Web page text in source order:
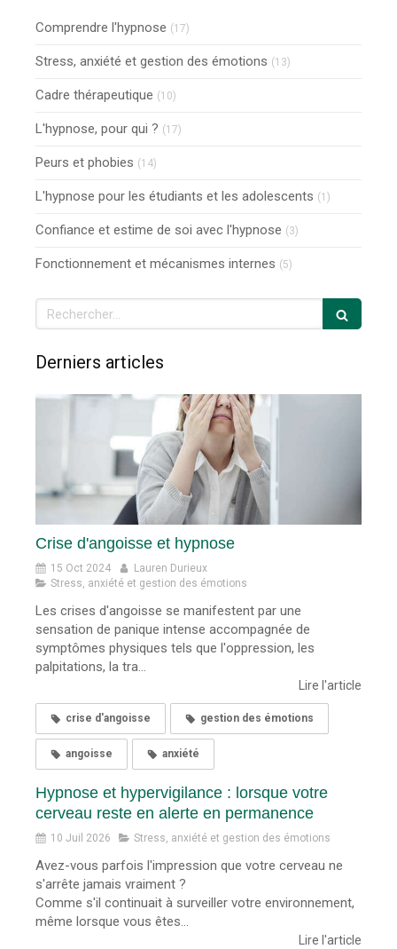
Comprendre l'hypnose (17)
Stress, anxiété et gestion des émotions (13)
Cadre thérapeutique (10)
L'hypnose, pour qui ? (17)
Peurs et phobies (14)
L'hypnose pour les étudiants et les adolescents (1)
Confiance et estime de soi avec l'hypnose (3)
Fonctionnement et mécanismes internes (5)
Rechercher
Derniers articles
Crise d'angoisse et hypnose
15 Oct 2024
Lauren Durieux
Stress, anxiété et gestion des émotions
Les crises d'angoisse se manifestent par une
sensation de panique intense accompagnée de
symptômes physiques tels que l'oppression, les
palpitations, la tra...
Lire l'article
crise d'angoisse gestion des émotions
angoisse anxiété
Hypnose et hypervigilance : lorsque votre
cerveau reste en alerte en permanence
10 Juil 2026 Stress, anxiété et gestion des émotions
Avez-vous parfois l'impression que votre cerveau ne
s'arrête jamais vraiment ?
Comme s'il continuait à surveiller votre environnement,
même lorsque vous êtes...
Lire l'article